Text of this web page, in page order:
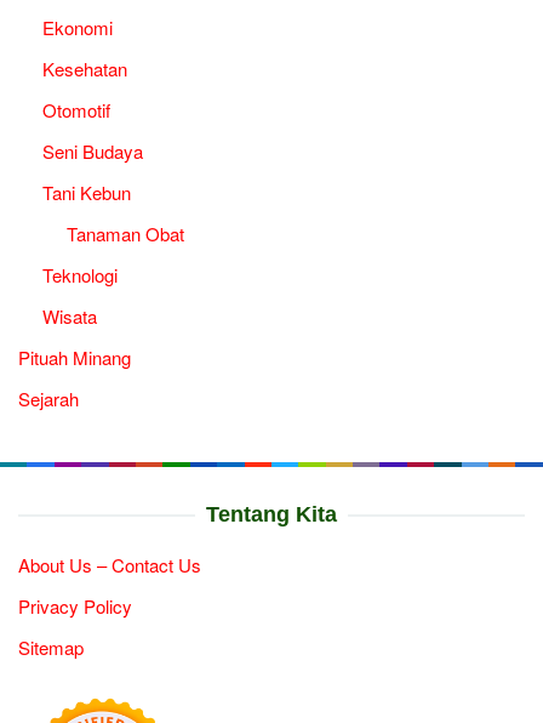
Ekonomi
Kesehatan
Otomotif
Seni Budaya
Tani Kebun
Tanaman Obat
Teknologi
Wisata
Pituah Minang
Sejarah
Tentang Kita
About Us – Contact Us
Privacy Policy
Sitemap